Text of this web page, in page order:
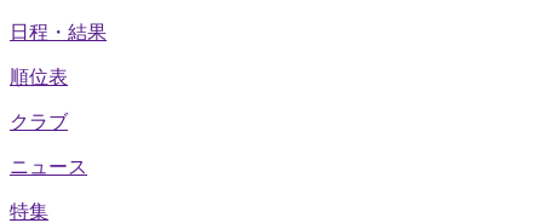
日程・結果
順位表
クラブ
ニュース
特集